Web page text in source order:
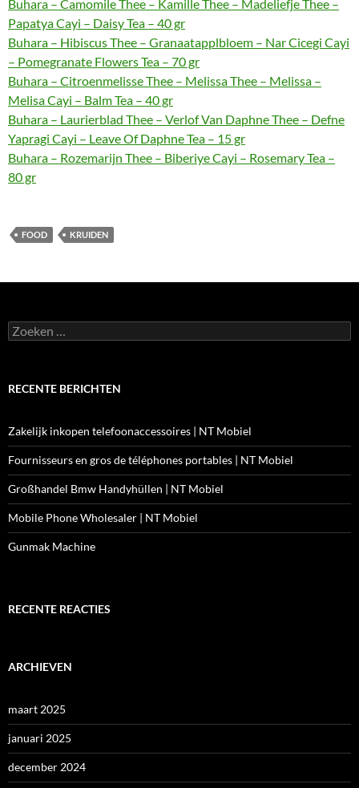
Buhara – Camomile Thee – Kamille Thee – Madeliefje Thee –
Papatya Cayi – Daisy Tea – 40 gr
Buhara – Hibiscus Thee – Granaatapplbloem – Nar Cicegi Cayi
– Pomegranate Flowers Tea – 70 gr
Buhara – Citroenmelisse Thee – Melissa Thee – Melissa –
Melisa Cayi – Balm Tea – 40 gr
Buhara – Laurierblad Thee – Verlof Van Daphne Thee – Defne
Yapragi Cayi – Leave Of Daphne Tea – 15 gr
Buhara – Rozemarijn Thee – Biberiye Cayi – Rosemary Tea –
80 gr
FOOD KRUIDEN
Zoeken
naar:
RECENTE BERICHTEN
Zakelijk inkopen telefoonaccessoires | NT Mobiel
Fournisseurs en gros de téléphones portables | NT Mobiel
Großhandel Bmw Handyhüllen | NT Mobiel
Mobile Phone Wholesaler | NT Mobiel
Gunmak Machine
RECENTE REACTIES
ARCHIEVEN
maart 2025
januari 2025
december 2024